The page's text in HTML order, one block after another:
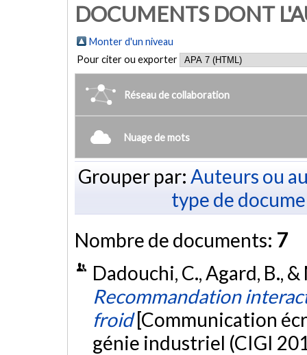
DOCUMENTS DONT
Monter d'un niveau
Pour citer ou exporter
Réseau de collaboration
Nuage de mots
Grouper par: Auteurs ou
type de
Nombre de documents: 7
Dadouchi, C., Agard, B.,
Recommandation
froid [Communication
génie industriel (CIGI